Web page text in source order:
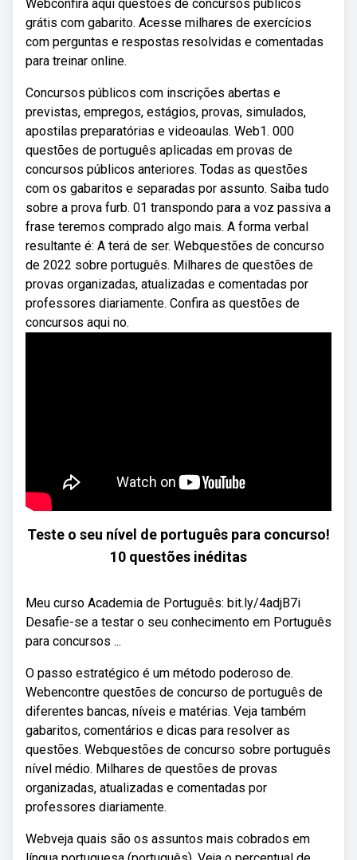
Webconfira aqui questões de concursos públicos
grátis com gabarito. Acesse milhares de exercícios
com perguntas e respostas resolvidas e comentadas
para treinar online.
Concursos públicos com inscrições abertas e
previstas, empregos, estágios, provas, simulados,
apostilas preparatórias e videoaulas. Web1. 000
questões de português aplicadas em provas de
concursos públicos anteriores. Todas as questões
com os gabaritos e separadas por assunto. Saiba tudo
sobre a prova furb. 01 transpondo para a voz passiva a
frase teremos comprado algo mais. A forma verbal
resultante é: A terá de ser. Webquestões de concurso
de 2022 sobre português. Milhares de questões de
provas organizadas, atualizadas e comentadas por
professores diariamente. Confira as questões de
concursos aqui no.
Teste o seu nível de português para concurso!
10 questões inéditas
Meu curso Academia de Português: bit.ly/4adjB7i
Desafie-se a testar o seu conhecimento em Português
para concursos ...
O passo estratégico é um método poderoso de.
Webencontre questões de concurso de português de
diferentes bancas, níveis e matérias. Veja também
gabaritos, comentários e dicas para resolver as
questões. Webquestões de concurso sobre português
nível médio. Milhares de questões de provas
organizadas, atualizadas e comentadas por
professores diariamente.
Webveja quais são os assuntos mais cobrados em